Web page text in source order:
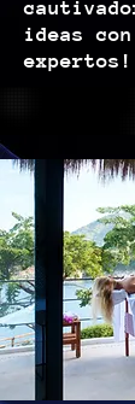
ideas
expertos!